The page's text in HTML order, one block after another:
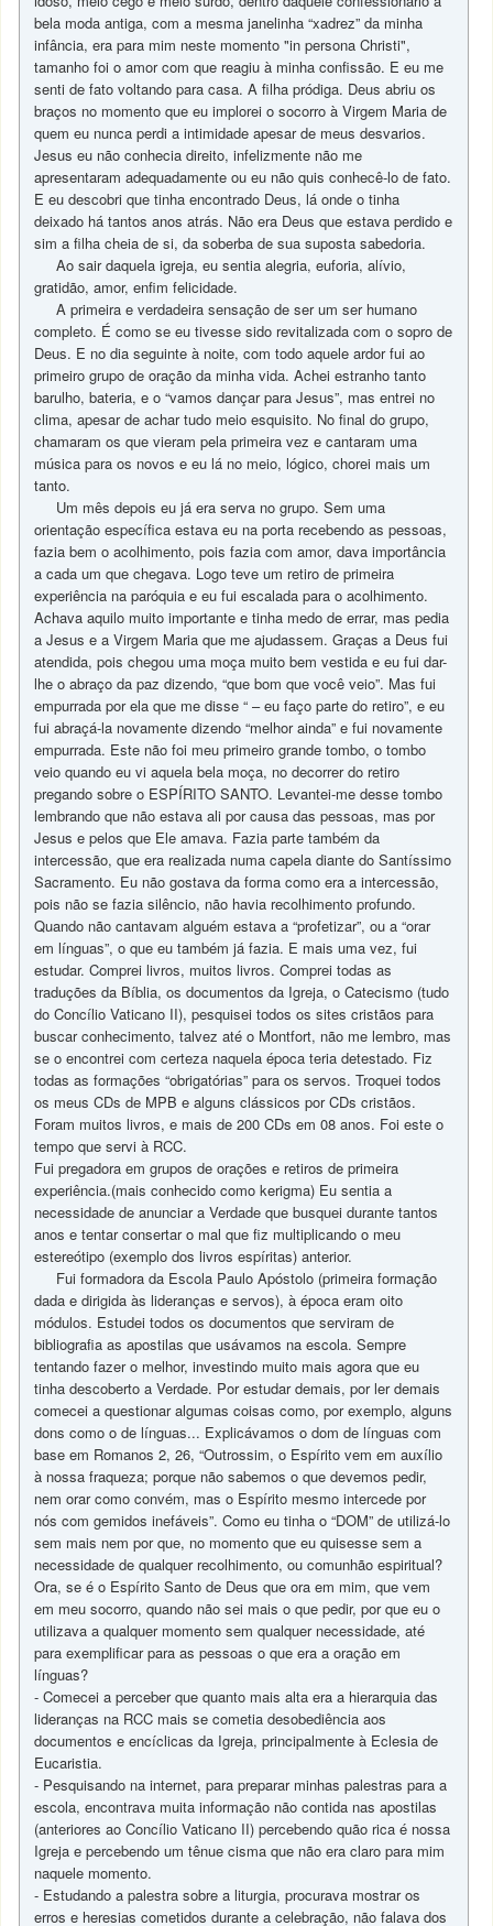
bela moda antiga, com a mesma janelinha “xadrez” da minha
infância, era para mim neste momento "in persona Christi",
tamanho foi o amor com que reagiu à minha confissão. E eu me
senti de fato voltando para casa. A filha pródiga. Deus abriu os
braços no momento que eu implorei o socorro à Virgem Maria de
quem eu nunca perdi a intimidade apesar de meus desvarios.
Jesus eu não conhecia direito, infelizmente não me
apresentaram adequadamente ou eu não quis conhecê-lo de fato.
E eu descobri que tinha encontrado Deus, lá onde o tinha
deixado há tantos anos atrás. Não era Deus que estava perdido e
sim a filha cheia de si, da soberba de sua suposta sabedoria.
Ao sair daquela igreja, eu sentia alegria, euforia, alívio,
gratidão, amor, enfim felicidade.
A primeira e verdadeira sensação de ser um ser humano
completo. É como se eu tivesse sido revitalizada com o sopro de
Deus. E no dia seguinte à noite, com todo aquele ardor fui ao
primeiro grupo de oração da minha vida. Achei estranho tanto
barulho, bateria, e o “vamos dançar para Jesus”, mas entrei no
clima, apesar de achar tudo meio esquisito. No final do grupo,
chamaram os que vieram pela primeira vez e cantaram uma
música para os novos e eu lá no meio, lógico, chorei mais um
tanto.
Um mês depois eu já era serva no grupo. Sem uma
orientação específica estava eu na porta recebendo as pessoas,
fazia bem o acolhimento, pois fazia com amor, dava importância
a cada um que chegava. Logo teve um retiro de primeira
experiência na paróquia e eu fui escalada para o acolhimento.
Achava aquilo muito importante e tinha medo de errar, mas pedia
a Jesus e a Virgem Maria que me ajudassem. Graças a Deus fui
atendida, pois chegou uma moça muito bem vestida e eu fui dar-
lhe o abraço da paz dizendo, “que bom que você veio”. Mas fui
empurrada por ela que me disse “ – eu faço parte do retiro”, e eu
fui abraçá-la novamente dizendo “melhor ainda” e fui novamente
empurrada. Este não foi meu primeiro grande tombo, o tombo
veio quando eu vi aquela bela moça, no decorrer do retiro
pregando sobre o ESPÍRITO SANTO. Levantei-me desse tombo
lembrando que não estava ali por causa das pessoas, mas por
Jesus e pelos que Ele amava. Fazia parte também da
intercessão, que era realizada numa capela diante do Santíssimo
Sacramento. Eu não gostava da forma como era a intercessão,
pois não se fazia silêncio, não havia recolhimento profundo.
Quando não cantavam alguém estava a “profetizar”, ou a “orar
em línguas”, o que eu também já fazia. E mais uma vez, fui
estudar. Comprei livros, muitos livros. Comprei todas as
traduções da Bíblia, os documentos da Igreja, o Catecismo (tudo
do Concílio Vaticano II), pesquisei todos os sites cristãos para
buscar conhecimento, talvez até o Montfort, não me lembro, mas
se o encontrei com certeza naquela época teria detestado. Fiz
todas as formações “obrigatórias” para os servos. Troquei todos
os meus CDs de MPB e alguns clássicos por CDs cristãos.
Foram muitos livros, e mais de 200 CDs em 08 anos. Foi este o
tempo que servi à RCC.
Fui pregadora em grupos de orações e retiros de primeira
experiência.(mais conhecido como kerigma) Eu sentia a
necessidade de anunciar a Verdade que busquei durante tantos
anos e tentar consertar o mal que fiz multiplicando o meu
estereótipo (exemplo dos livros espíritas) anterior.
Fui formadora da Escola Paulo Apóstolo (primeira formação
dada e dirigida às lideranças e servos), à época eram oito
módulos. Estudei todos os documentos que serviram de
bibliografia as apostilas que usávamos na escola. Sempre
tentando fazer o melhor, investindo muito mais agora que eu
tinha descoberto a Verdade. Por estudar demais, por ler demais
comecei a questionar algumas coisas como, por exemplo, alguns
dons como o de línguas... Explicávamos o dom de línguas com
base em Romanos 2, 26, “Outrossim, o Espírito vem em auxílio
à nossa fraqueza; porque não sabemos o que devemos pedir,
nem orar como convém, mas o Espírito mesmo intercede por
nós com gemidos inefáveis”. Como eu tinha o “DOM” de utilizá-lo
sem mais nem por que, no momento que eu quisesse sem a
necessidade de qualquer recolhimento, ou comunhão espiritual?
Ora, se é o Espírito Santo de Deus que ora em mim, que vem
em meu socorro, quando não sei mais o que pedir, por que eu o
utilizava a qualquer momento sem qualquer necessidade, até
para exemplificar para as pessoas o que era a oração em
línguas?
- Comecei a perceber que quanto mais alta era a hierarquia das
lideranças na RCC mais se cometia desobediência aos
documentos e encíclicas da Igreja, principalmente à Eclesia de
Eucaristia.
- Pesquisando na internet, para preparar minhas palestras para a
escola, encontrava muita informação não contida nas apostilas
(anteriores ao Concílio Vaticano II) percebendo quão rica é nossa
Igreja e percebendo um tênue cisma que não era claro para mim
naquele momento.
- Estudando a palestra sobre a liturgia, procurava mostrar os
erros e heresias cometidos durante a celebração, não falava dos